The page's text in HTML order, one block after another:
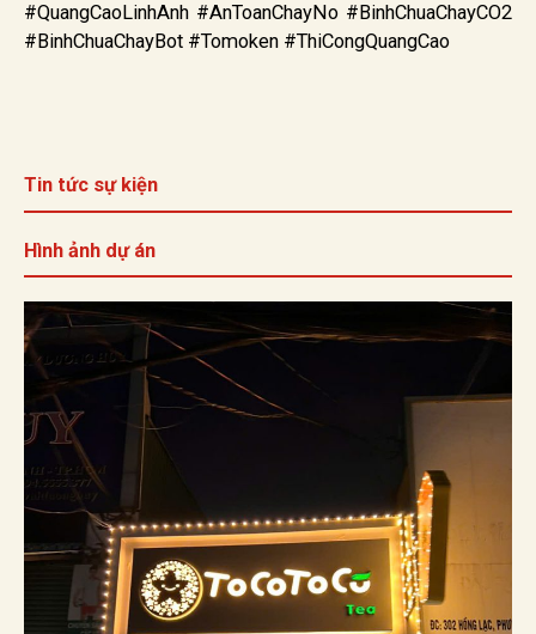
#QuangCaoLinhAnh #AnToanChayNo #BinhChuaChayCO2
#BinhChuaChayBot #Tomoken #ThiCongQuangCao
Tin tức sự kiện
Hình ảnh dự án